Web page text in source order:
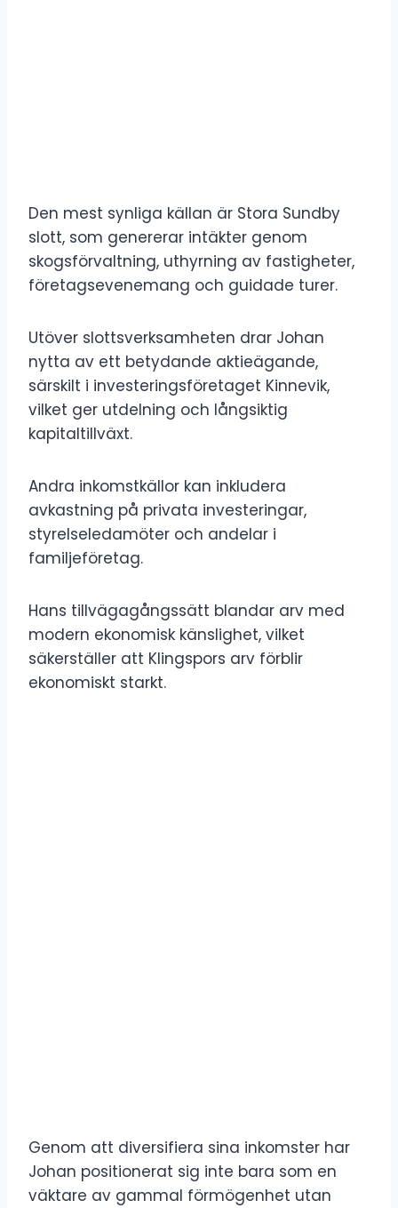
Den mest synliga källan är Stora Sundby
slott, som genererar intäkter genom
skogsförvaltning, uthyrning av fastigheter,
företagsevenemang och guidade turer.
Utöver slottsverksamheten drar Johan
nytta av ett betydande aktieägande,
särskilt i investeringsföretaget Kinnevik,
vilket ger utdelning och långsiktig
kapitaltillväxt.
Andra inkomstkällor kan inkludera
avkastning på privata investeringar,
styrelseledamöter och andelar i
familjeföretag.
Hans tillvägagångssätt blandar arv med
modern ekonomisk känslighet, vilket
säkerställer att Klingspors arv förblir
ekonomiskt starkt.
Genom att diversifiera sina inkomster har
Johan positionerat sig inte bara som en
väktare av gammal förmögenhet utan